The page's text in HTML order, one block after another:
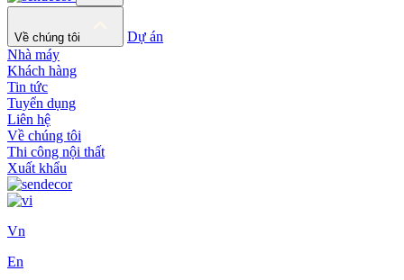
Về chúng tôi
Dự án
Nhà máy
Khách hàng
Tin tức
Tuyển dụng
Liên hệ
Về chúng tôi
Thi công nội thất
Xuất khẩu
Vn
En